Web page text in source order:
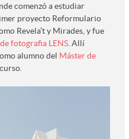
comenzó a estudiar
proyecto Reformulario
Revela’t y Mirades, y fue
fotografia LENS. Allí
alumno del Máster de